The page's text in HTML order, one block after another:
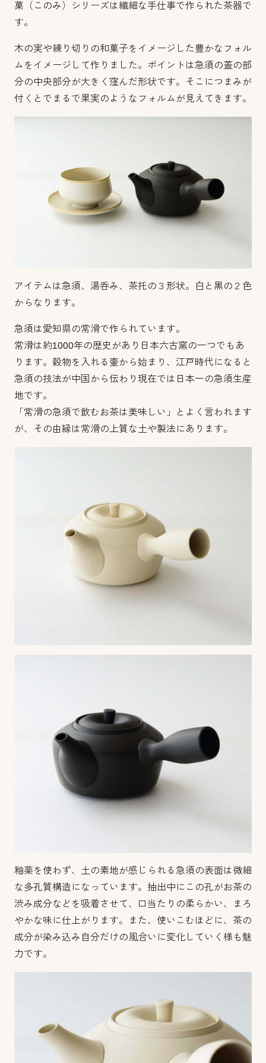
菓（このみ）シリーズは繊細な手仕事で作られた茶器で
す。
木の実や練り切りの和菓子をイメージした豊かなフォル
ムをイメージして作りました。
ポイントは急須の蓋の部
分の中央部分が大きく窪んだ形状です。
そこにつまみが
付くとでまるで果実のようなフォルムが見えてきます。
アイテムは急須、湯呑み、茶托の３形状。
白と黒の２色
からなります。
急須は愛知県の常滑で作られています。
常滑は約1000年の歴史があり日本六古窯の一つでもあ
ります。 穀物を入れる壷から始まり、江戸時代になると
急須の技法が中国から伝わり現在では日本一の急須生産
地です。
「常滑の急須で飲むお茶は美味しい」とよく言われます
が、その由縁は常滑の上質な土や製法にあります。
釉薬を使わず、土の素地が感じられる急須の表面は微細
な多孔質構造になっています。 抽出中にこの孔がお茶の
渋み成分などを吸着させて、口当たりの柔らかい、まろ
やかな味に仕上がります。
また、使いこむほどに、茶の
成分が染み込み自分だけの風合いに変化していく様も魅
力です。